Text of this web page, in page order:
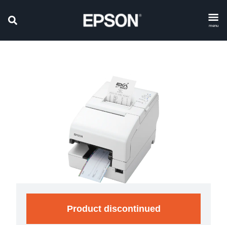
menu
Product discontinued